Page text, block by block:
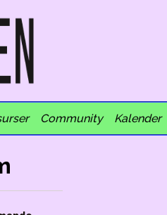
Community Kalender